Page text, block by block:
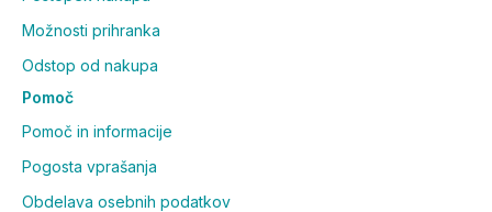
Možnosti prihranka
Odstop od nakupa
Pomoč
Pomoč in informacije
Pogosta vprašanja
Obdelava osebnih podatkov